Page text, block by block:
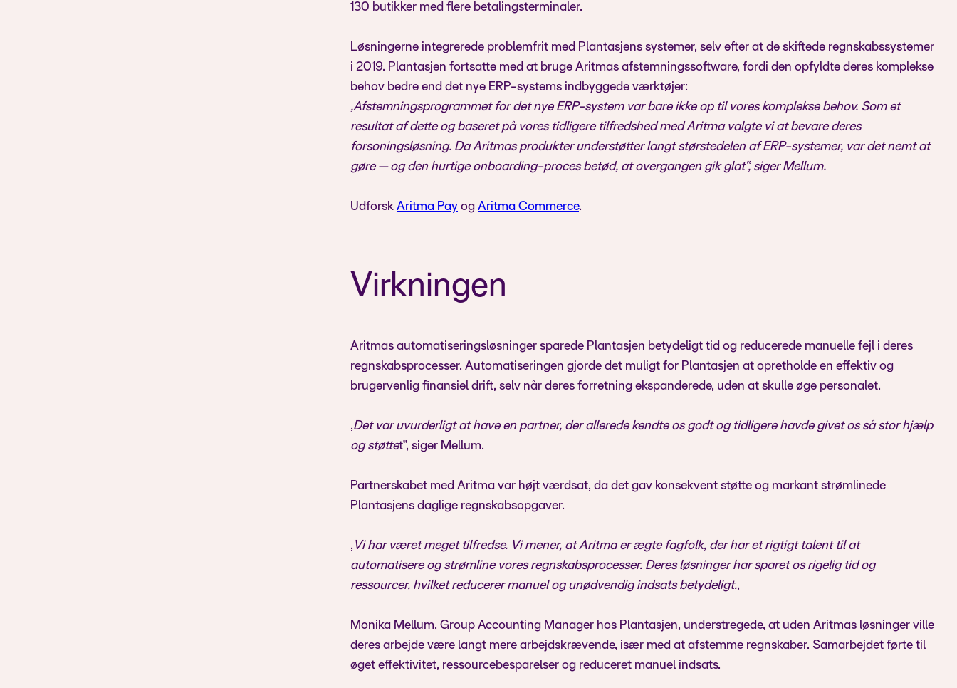
130 butikker med flere betalingsterminaler.
Løsningerne integrerede problemfrit med Plantasjens systemer, selv efter at de skiftede regnskabssystemer
i 2019. Plantasjen fortsatte med at bruge Aritmas afstemningssoftware, fordi den opfyldte deres komplekse
behov bedre end det nye ERP-systems indbyggede værktøjer:
„Afstemningsprogrammet for det nye ERP-system var bare ikke op til vores komplekse behov. Som et
resultat af dette og baseret på vores tidligere tilfredshed med Aritma valgte vi at bevare deres
forsoningsløsning. Da Aritmas produkter understøtter langt størstedelen af ERP-systemer, var det nemt at
gøre — og den hurtige onboarding-proces betød, at overgangen gik glat“, siger Mellum.
Udforsk Aritma Pay og Aritma Commerce.
Virkningen
Aritmas automatiseringsløsninger sparede Plantasjen betydeligt tid og reducerede manuelle fejl i deres
regnskabsprocesser. Automatiseringen gjorde det muligt for Plantasjen at opretholde en effektiv og
brugervenlig finansiel drift, selv når deres forretning ekspanderede, uden at skulle øge personalet.
„Det var uvurderligt at have en partner, der allerede kendte os godt og tidligere havde givet os så stor hjælp
og støttet“, siger Mellum.
Partnerskabet med Aritma var højt værdsat, da det gav konsekvent støtte og markant strømlinede
Plantasjens daglige regnskabsopgaver.
„ Vi har været meget tilfredse. Vi mener, at Aritma er ægte fagfolk, der har et rigtigt talent til at
automatisere og strømline vores regnskabsprocesser. Deres løsninger har sparet os rigelig tid og
ressourcer, hvilket reducerer manuel og unødvendig indsats betydeligt.„
Monika Mellum, Group Accounting Manager hos Plantasjen, understregede, at uden Aritmas løsninger ville
deres arbejde være langt mere arbejdskrævende, især med at afstemme regnskaber. Samarbejdet førte til
øget effektivitet, ressourcebesparelser og reduceret manuel indsats.